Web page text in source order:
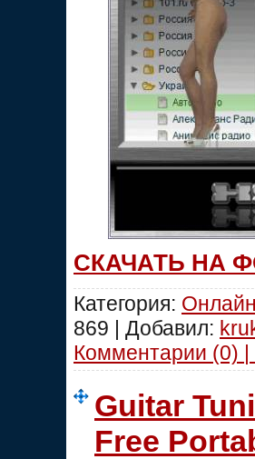
СКАЧАТЬ НА
Категория:
869 | Добавил:
Комментарии (0) |
Guitar
Free